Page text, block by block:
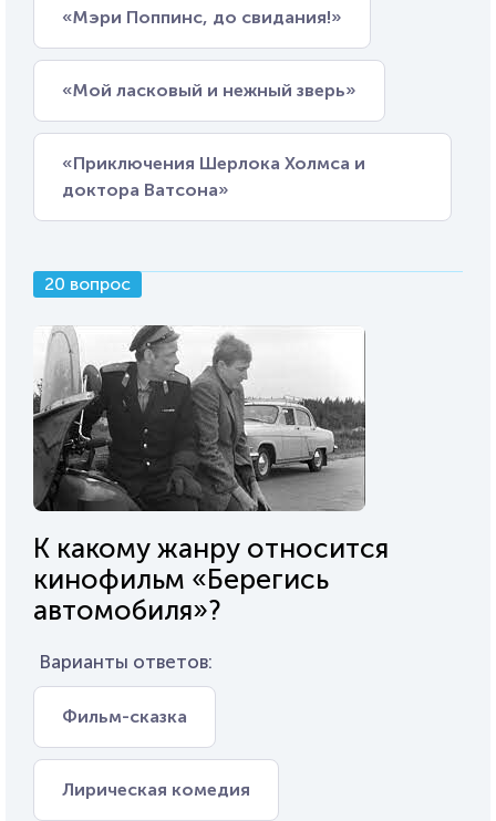
«Мэри Поппинс, до свидания!»
«Мой ласковый и нежный зверь»
«Приключения Шерлока Холмса и
доктора Ватсона»
20 вопрос
К какому жанру относится
кинофильм «Берегись
автомобиля»?
Варианты ответов:
Фильм-сказка
Лирическая комедия